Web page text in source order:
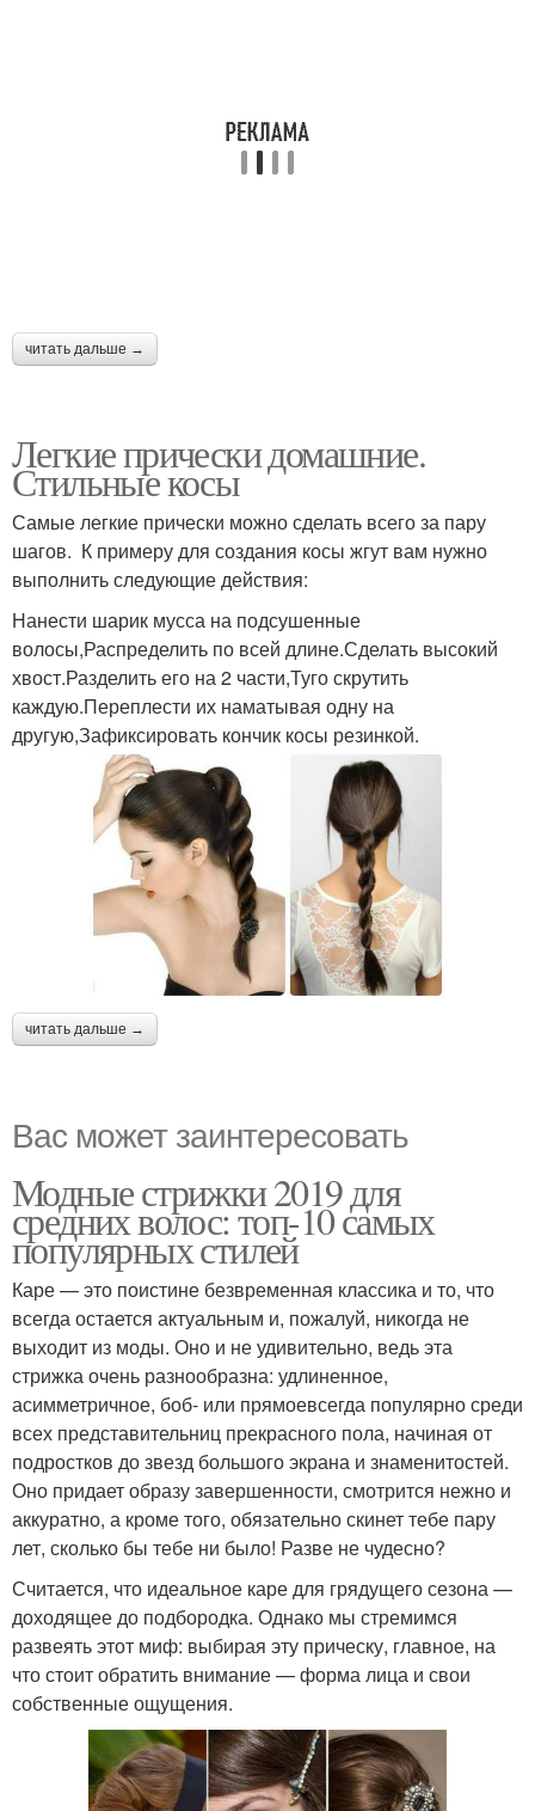
читать дальше →
Легкие прически домашние.
Стильные косы
Самые легкие прически можно сделать всего за пару
шагов. К примеру для создания косы жгут вам нужно
выполнить следующие действия:
Нанести шарик мусса на подсушенные
волосы,Распределить по всей длине.Сделать высокий
хвост.Разделить его на 2 части,Туго скрутить
каждую.Переплести их наматывая одну на
другую,Зафиксировать кончик косы резинкой.
читать дальше →
Вас может заинтересовать
Модные стрижки 2019 для
средних волос: топ-10 самых
популярных стилей
Каре — это поистине безвременная классика и то, что
всегда остается актуальным и, пожалуй, никогда не
выходит из моды. Оно и не удивительно, ведь эта
стрижка очень разнообразна: удлиненное,
асимметричное, боб- или прямоевсегда популярно среди
всех представительниц прекрасного пола, начиная от
подростков до звезд большого экрана и знаменитостей.
Оно придает образу завершенности, смотрится нежно и
аккуратно, а кроме того, обязательно скинет тебе пару
лет, сколько бы тебе ни было! Разве не чудесно?
Считается, что идеальное каре для грядущего сезона —
доходящее до подбородка. Однако мы стремимся
развеять этот миф: выбирая эту прическу, главное, на
что стоит обратить внимание — форма лица и свои
собственные ощущения.